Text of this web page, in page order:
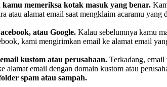
kamu memeriksa kotak masuk yang benar.
atau alamat email saat mengklaim acaramu
atau Google. Kalau sebelumnya kamu
kami mengirimkan email ke alamat email
kustom atau perusahaan. Terkadang,
alamat email dengan domain kustom atau
spam atau sampah.